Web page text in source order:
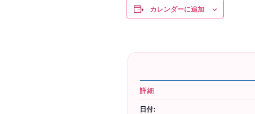
カレンダーに追加
詳細
日付: